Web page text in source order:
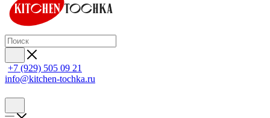
+7 (929) 505 09 21
info@kitchen-tochka.ru